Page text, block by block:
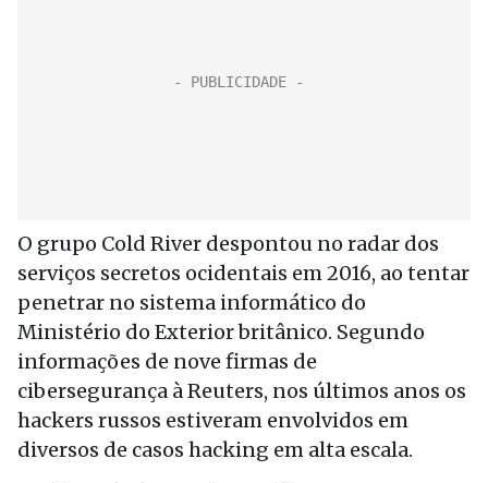
O grupo Cold River despontou no radar dos
serviços secretos ocidentais em 2016, ao tentar
penetrar no sistema informático do
Ministério do Exterior britânico. Segundo
informações de nove firmas de
cibersegurança à Reuters, nos últimos anos os
hackers russos estiveram envolvidos em
diversos de casos hacking em alta escala.